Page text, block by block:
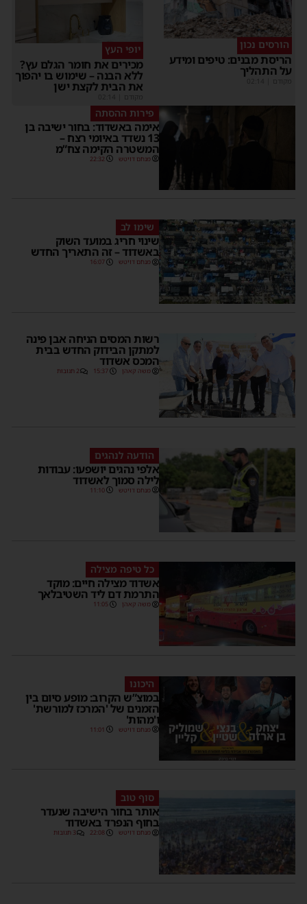
הורסים נכון
הריסת מבנים: טיפים ומידע
על התהליך
מקודם
יופי העץ
מכירים את חומר הגלם עץ?
ללא הבנה – שימוש בו יהפוך
את הבית לקצת ישן
מקודם
פירות ההסתה
אימה באשדוד: בחור ישיבה בן
13 נשדד באיומי רצח –
המשטרה הקימה צח”מ
מנחם דויטש 22:32
שימו לב
שינוי חריג במועד השוק
באשדוד – זה התאריך החדש
מנחם דויטש 16:07
רשות המסים הניחה אבן פינה
למתקן הבידוק החדש בבית
המכס אשדוד
משה קאהן 15:37 2 תגובות
הודעה לנהגים
אלפי נהגים יושפעו: עבודות
לילה סמוך לאשדוד
מנחם דויטש 11:10
כל טיפה מצילה
אשדוד מצילה חיים: מוקד
התרמת דם ליד השטיבלאך
משה קאהן 11:05
היכונו
במוצ”ש הקרוב: מופע סיום בין
הזמנים של 'המרכז למורשת'
ו'מהות'
מנחם דויטש 11:01
סוף טוב
אותר בחור הישיבה שנעדר
בחוף הנפרד באשדוד
מנחם דויטש 22:08 3 תגובות